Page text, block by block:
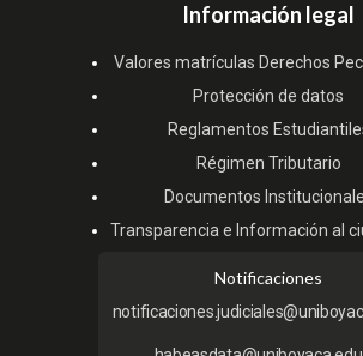
Información legal
Valores matrículas Derechos
Protección de datos
Reglamentos
Régimen Tributario
Documentos
Transparencia e Información al
Notificaciones